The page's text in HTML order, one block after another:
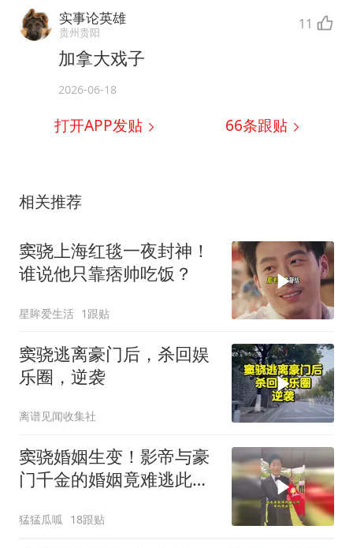
实事论英雄
贵州贵阳 11
加拿大戏子
2026-06-18
打开APP发贴 66条跟贴
相关推荐
窦骁上海红毯一夜封神！
谁说他只靠痞帅吃饭？
星眸爱生活 1跟贴
窦骁逃离豪门后，杀回娱
乐圈，逆袭
离谱见闻收集社
窦骁婚姻生变！影帝与豪
门千金的婚姻竟难逃此
猛猛瓜呱 18跟贴